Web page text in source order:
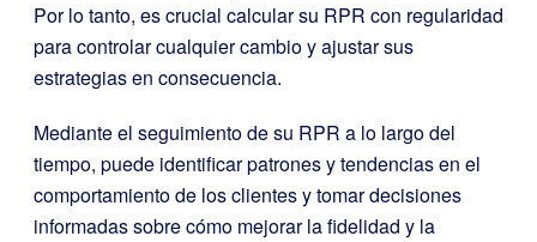
Por lo tanto, es crucial calcular su RPR con regularidad
para controlar cualquier cambio y ajustar sus
estrategias en consecuencia.
Mediante el seguimiento de su RPR a lo largo del
tiempo, puede identificar patrones y tendencias en el
comportamiento de los clientes y tomar decisiones
informadas sobre cómo mejorar la fidelidad y la